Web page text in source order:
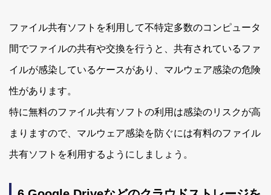
ファイル共有ソフトを利用して不特定多数のコンピュータ
間でファイルの共有や交換を行うと、共有されているファ
イルが感染しているケースがあり、マルウェア感染の危険
性があります。
特に無料のファイル共有ソフトの利用は感染のリスクが高
まりますので、マルウェア感染を防ぐには有料のファイル
共有ソフトを利用するようにしましょう。